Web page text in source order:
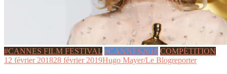
#CANNES FILM FESTIVAL #CANNES2018 COMPÉTITION
12 février 201828 février 2019Hugo Mayer/Le Blogreporter